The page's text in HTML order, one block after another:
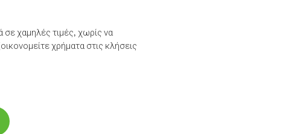
χαμηλές τιμές, χωρίς να
χρήματα στις κλήσεις